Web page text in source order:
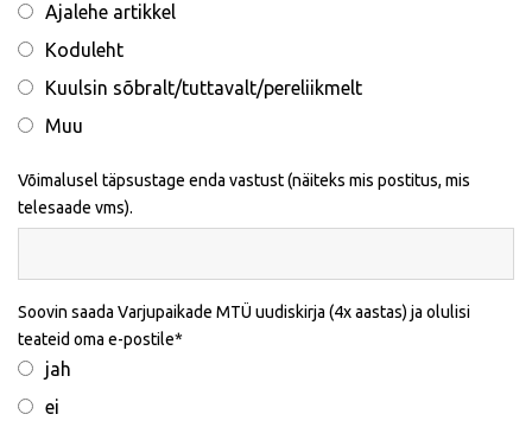
Ajalehe artikkel
Koduleht
Kuulsin sõbralt/tuttavalt/pereliikmelt
Muu
Võimalusel täpsustage enda vastust (näiteks mis postitus, mis
telesaade vms).
Soovin saada Varjupaikade MTÜ uudiskirja (4x aastas) ja olulisi
teateid oma e-postile
jah
ei